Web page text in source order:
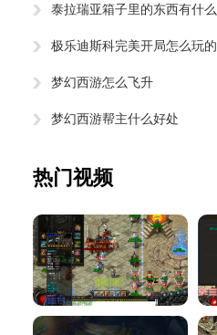
泰拉瑞亚箱子里的东西有什么
极乐迪斯科完美开局怎么玩的
梦幻西游怎么飞升
梦幻西游帮主什么好处
热门视频